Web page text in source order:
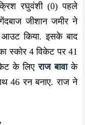
रघुवंशी (0) पहले
जीशान जमीर ने
किया. इसके बाद
स्कोर 4 विकेट पर 41
के लिएराज बावाके
46 रन बनाए. राज ने